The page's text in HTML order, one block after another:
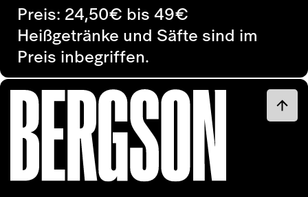
Preis: 24,50€ bis 49€
Heißgetränke und Säfte sind im
Preis inbegriffen.